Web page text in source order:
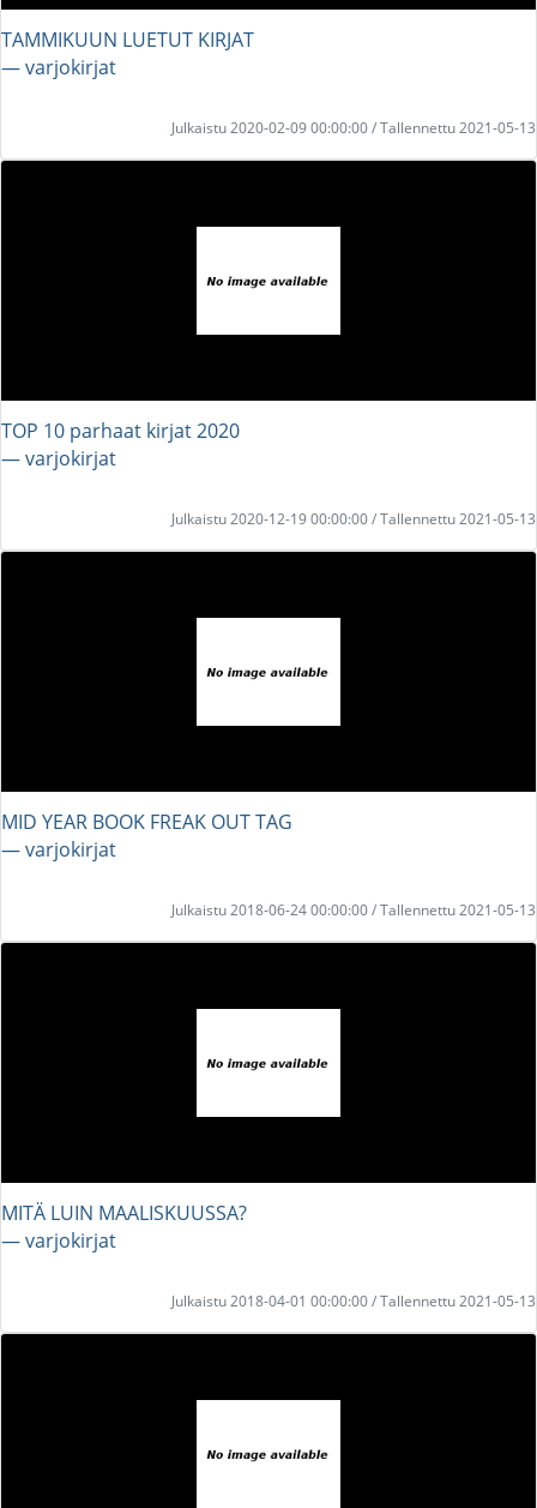
TAMMIKUUN LUETUT KIRJAT
― varjokirjat
Julkaistu 2020-02-09 00:00:00 / Tallennettu 2021-05-13
TOP 10 parhaat kirjat 2020
― varjokirjat
Julkaistu 2020-12-19 00:00:00 / Tallennettu 2021-05-13
MID YEAR BOOK FREAK OUT TAG
― varjokirjat
Julkaistu 2018-06-24 00:00:00 / Tallennettu 2021-05-13
MITÄ LUIN MAALISKUUSSA?
― varjokirjat
Julkaistu 2018-04-01 00:00:00 / Tallennettu 2021-05-13